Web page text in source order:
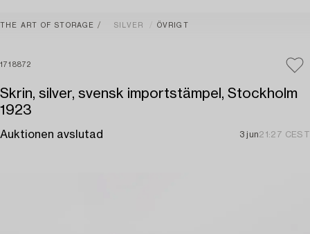
THE ART OF STORAGE SILVER ÖVRIGT
1718872
Skrin, silver, svensk importstämpel, Stockholm
1923
Auktionen avslutad 3 jun21:27 CEST